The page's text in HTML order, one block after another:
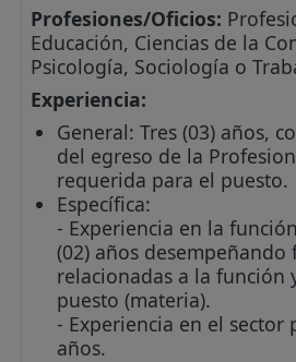
Profesiones/Oficios:
Educación, Ciencias de la
Psicología, Sociología o
Experiencia:
General: Tres (03) años,
del egreso de la
requerida para el puesto.
Específica:
- Experiencia en la
(02) años desempeñando
relacionadas a la función
puesto (materia).
- Experiencia en el sector
años.